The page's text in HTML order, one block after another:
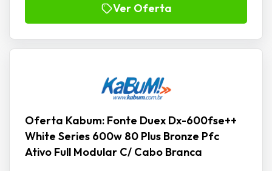
Ver Oferta
Oferta Kabum: Fonte Duex Dx-600fse++
White Series 600w 80 Plus Bronze Pfc
Ativo Full Modular C/ Cabo Branca